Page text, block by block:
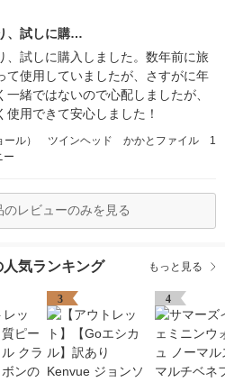
、試しに購…
、試しに購入しました。数年前に旅
て使用していましたが、さすがに年
緒ではないので心配しましたが、
用できて安心しました！
ール） ツインヘッド かかとファイル 1
ー
レビューのみを見る
気ランキング もっと見る
3 4